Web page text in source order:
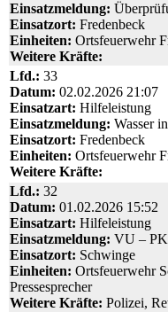
Einsatzmeldung:
Einsatzort: Fredenbeck
Einheiten: Ortsfeuerwehr
Weitere Kräfte:
Lfd.: 33
Datum: 02.02.2026 21:07
Einsatzart: Hilfeleistung
Einsatzmeldung: Wasser
Einsatzort: Fredenbeck
Einheiten: Ortsfeuerwehr
Weitere Kräfte:
Lfd.: 32
Datum: 01.02.2026 15:52
Einsatzart: Hilfeleistung
Einsatzmeldung: VU –
Einsatzort: Schwinge
Einheiten: Ortsfeuerwehr
Pressesprecher
Weitere Kräfte: Polizei,